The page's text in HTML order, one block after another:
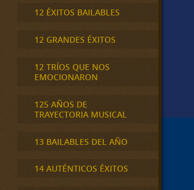
12 ÉXITOS BAILABLES
12 GRANDES ÉXITOS
12 TRÍOS QUE NOS
EMOCIONARON
125 AÑOS DE
TRAYECTORIA MUSICAL
13 BAILABLES DEL AÑO
14 AUTÉNTICOS ÉXITOS